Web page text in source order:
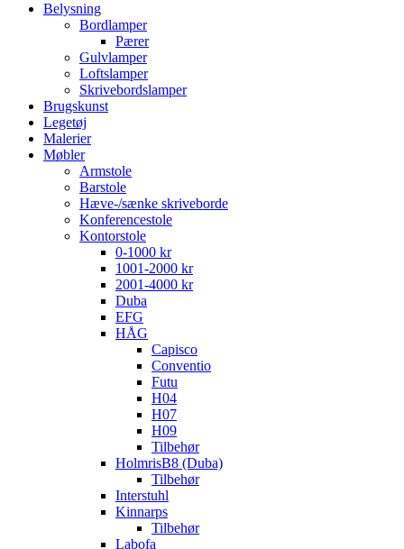
Belysning
Bordlamper
Pærer
Gulvlamper
Loftslamper
Skrivebordslamper
Brugskunst
Legetøj
Malerier
Møbler
Armstole
Barstole
Hæve-/sænke skriveborde
Konferencestole
Kontorstole
0-1000 kr
1001-2000 kr
2001-4000 kr
Duba
EFG
HÅG
Capisco
Conventio
Futu
H04
H07
H09
Tilbehør
HolmrisB8 (Duba)
Tilbehør
Interstuhl
Kinnarps
Tilbehør
Labofa